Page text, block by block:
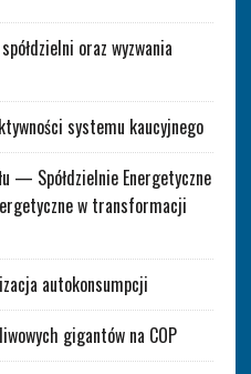
oraz wyzwania
systemu kaucyjnego
— Spółdzielnie Energetyczne
w transformacji
autokonsumpcji
gigantów na COP